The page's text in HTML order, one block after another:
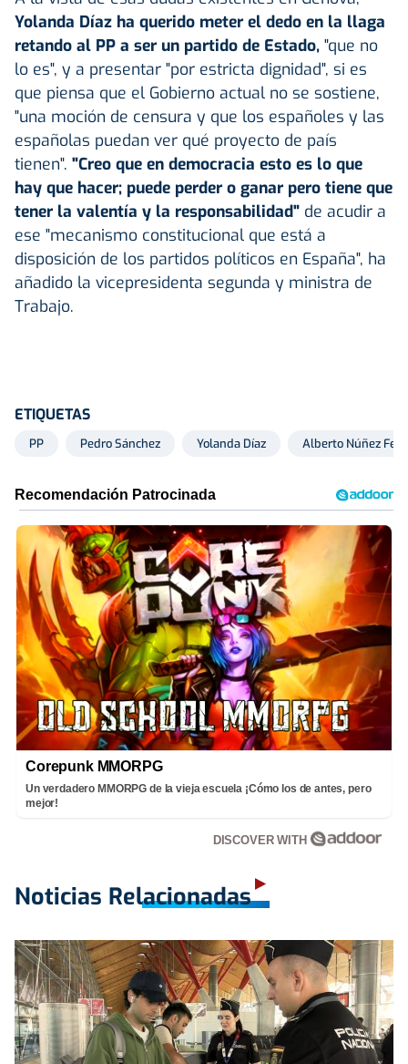
Yolanda Díaz ha querido meter el dedo en la llaga
retando al PP a ser un partido de Estado, "que no
lo es", y a presentar "por estricta dignidad", si es
que piensa que el Gobierno actual no se sostiene,
"una moción de censura y que los españoles y las
españolas puedan ver qué proyecto de país
tienen". "Creo que en democracia esto es lo que
hay que hacer; puede perder o ganar pero tiene que
tener la valentía y la responsabilidad" de acudir a
ese "mecanismo constitucional que está a
disposición de los partidos políticos en España", ha
añadido la vicepresidenta segunda y ministra de
Trabajo.
ETIQUETAS
PP Pedro Sánchez Yolanda Díaz Alberto Núñez
Corepunk MMORPG
Un verdadero MMORPG de la vieja escuela ¡Cómo los de antes, pero
mejor!
DISCOVER WITH
Noticias Relacionadas